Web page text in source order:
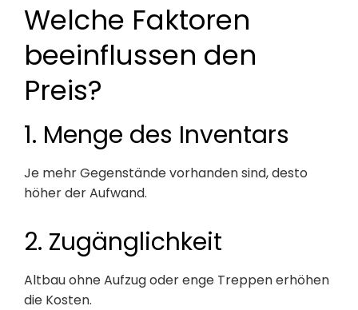
Welche Faktoren
beeinflussen den
Preis?
1. Menge des Inventars
Je mehr Gegenstände vorhanden sind, desto
höher der Aufwand.
2. Zugänglichkeit
Altbau ohne Aufzug oder enge Treppen erhöhen
die Kosten.